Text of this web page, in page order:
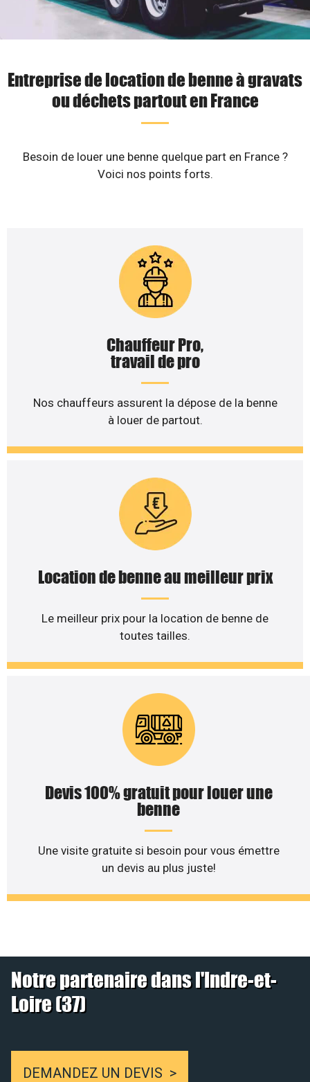
Entreprise de location de benne à gravats
ou déchets partout en France
Besoin de louer une benne quelque part en France ?
Voici nos points forts.
Chauffeur Pro,
travail de pro
Nos chauffeurs assurent la dépose de la benne
à louer de partout.
Location de benne au meilleur prix
Le meilleur prix pour la location de benne de
toutes tailles.
Devis 100% gratuit pour louer une
benne
Une visite gratuite si besoin pour vous émettre
un devis au plus juste!
Notre partenaire dans l'Indre-et-
Loire (37)
DEMANDEZ UN DEVIS